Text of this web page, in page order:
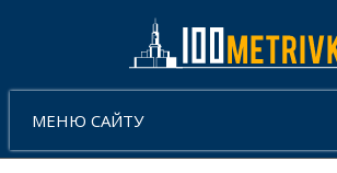
МЕНЮ САЙТУ